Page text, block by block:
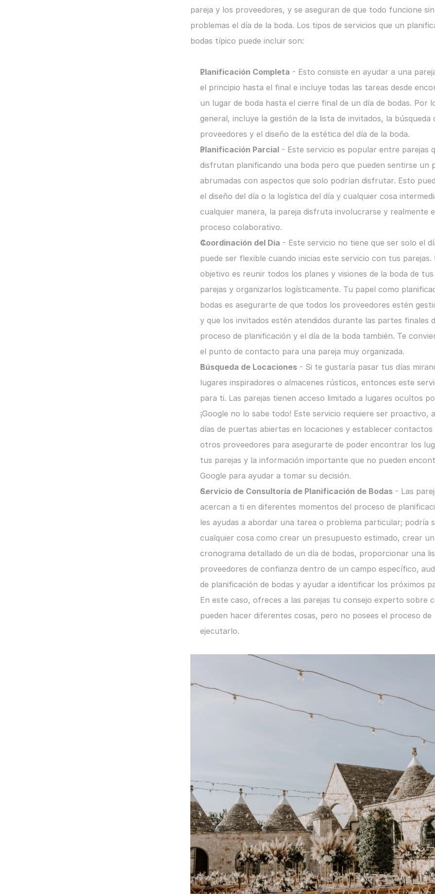
pareja y los proveedores, y se aseguran de que todo funcione sin
problemas el día de la boda. Los tipos de servicios que un
bodas típico puede incluir son:
Planificación Completa - Esto consiste en ayudar a una
el principio hasta el final e incluye todas las tareas desde
un lugar de boda hasta el cierre final de un día de bodas. Por
general, incluye la gestión de la lista de invitados, la búsqueda
proveedores y el diseño de la estética del día de la boda.
Planificación Parcial - Este servicio es popular entre parejas
disfrutan planificando una boda pero que pueden sentirse un
abrumadas con aspectos que solo podrían disfrutar. Esto
el diseño del día o la logística del día y cualquier cosa
cualquier manera, la pareja disfruta involucrarse y realmente
proceso colaborativo.
Coordinación del Día - Este servicio no tiene que ser solo el
puede ser flexible cuando inicias este servicio con tus parejas.
objetivo es reunir todos los planes y visiones de la boda de tus
parejas y organizarlos logísticamente. Tu papel como
bodas es asegurarte de que todos los proveedores estén
y que los invitados estén atendidos durante las partes finales
proceso de planificación y el día de la boda también. Te
el punto de contacto para una pareja muy organizada.
Búsqueda de Locaciones - Si te gustaría pasar tus días
lugares inspiradores o almacenes rústicos, entonces este
para ti. Las parejas tienen acceso limitado a lugares ocultos
¡Google no lo sabe todo! Este servicio requiere ser proactivo,
días de puertas abiertas en locaciones y establecer contactos
otros proveedores para asegurarte de poder encontrar los
tus parejas y la información importante que no pueden
Google para ayudar a tomar su decisión.
Servicio de Consultoría de Planificación de Bodas - Las
acercan a ti en diferentes momentos del proceso de
les ayudas a abordar una tarea o problema particular; podría
cualquier cosa como crear un presupuesto estimado, crear un
cronograma detallado de un día de bodas, proporcionar una
proveedores de confianza dentro de un campo específico,
de planificación de bodas y ayudar a identificar los próximos
En este caso, ofreces a las parejas tu consejo experto sobre
pueden hacer diferentes cosas, pero no posees el proceso de
ejecutarlo.